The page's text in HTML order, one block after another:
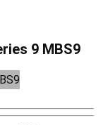
9 MBS9